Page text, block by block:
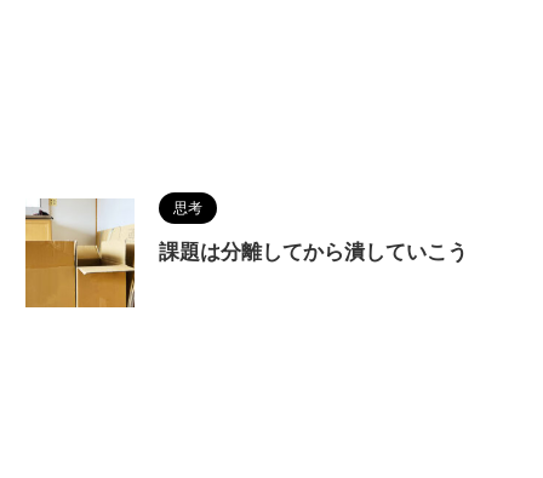
思考
課題は分離してから潰していこう